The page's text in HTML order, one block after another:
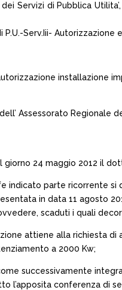
dei Servizi di Pubblica
P.U.-Serv.Iii-
installazione
Assessorato Regionale
24 maggio 2012 il
indicato parte ricorrente si
in data 11 agosto
scaduti i quali
attiene alla richiesta
a 2000 Kw;
successivamente
l’apposita conferenza